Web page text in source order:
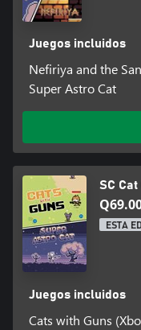
Juegos incluidos
Nefiriya and the
Super Astro Cat
SC
ESTA
Juegos incluidos
Cats with Guns